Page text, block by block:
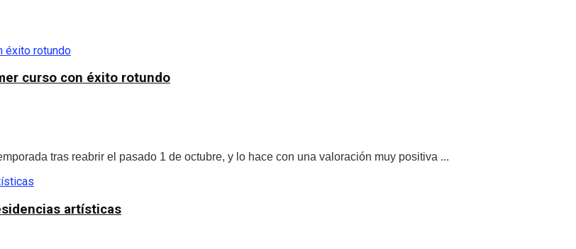
curso con éxito rotundo
tras reabrir el pasado 1 de octubre, y lo hace con una valoración muy positiva ...
artísticas